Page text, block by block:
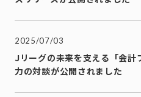
2025/07/03
Jリーグの未来を支える「会計
力の対談が公開されました